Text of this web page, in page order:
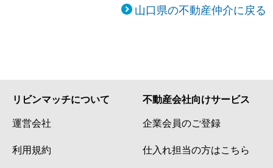
山口県の不動産仲介に戻る
リビンマッチについて
運営会社
利用規約
不動産会社向けサービス
企業会員のご登録
仕入れ担当の方はこちら